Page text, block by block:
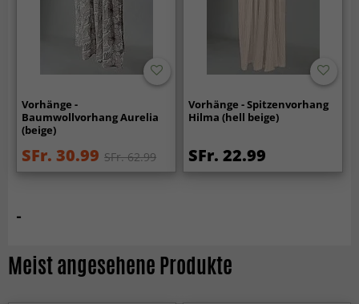
Vorhänge -
Baumwollvorhang Aurelia
(beige)
SFr. 30.99 SFr. 62.99
Vorhänge - Spitzenvorhang
Hilma (hell beige)
SFr. 22.99
-
Meist angesehene Produkte